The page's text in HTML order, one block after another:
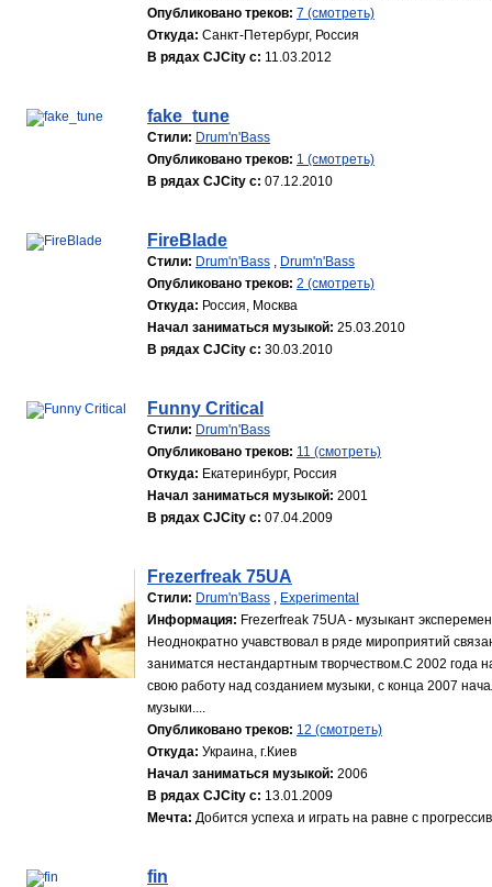
Опубликовано треков: 7 (смотреть)
Откуда: Санкт-Петербург, Россия
В рядах CJCity с: 11.03.2012
fake_tune
Стили: Drum'n'Bass
Опубликовано треков: 1 (смотреть)
В рядах CJCity с: 07.12.2010
FireBlade
Стили: Drum'n'Bass , Drum'n'Bass
Опубликовано треков: 2 (смотреть)
Откуда: Россия, Москва
Начал заниматься музыкой: 25.03.2010
В рядах CJCity с: 30.03.2010
Funny Critical
Стили: Drum'n'Bass
Опубликовано треков: 11 (смотреть)
Откуда: Екатеринбург, Россия
Начал заниматься музыкой: 2001
В рядах CJCity с: 07.04.2009
Frezerfreak 75UA
Стили: Drum'n'Bass , Experimental
Информация: Frezerfreak 75UA - музыкант
Неоднократно учавствовал в ряде мироприятий
заниматся нестандартным творчеством.С 2002 года
свою работу над созданием музыки, с конца 2007
музыки....
Опубликовано треков: 12 (смотреть)
Откуда: Украина, г.Киев
Начал заниматься музыкой: 2006
В рядах CJCity с: 13.01.2009
Мечта: Добится успеха и играть на равне с
fin